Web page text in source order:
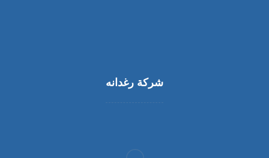
شركة رغدانه